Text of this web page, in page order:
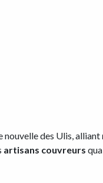
nouvelle des Ulis, alliant
artisans couvreurs